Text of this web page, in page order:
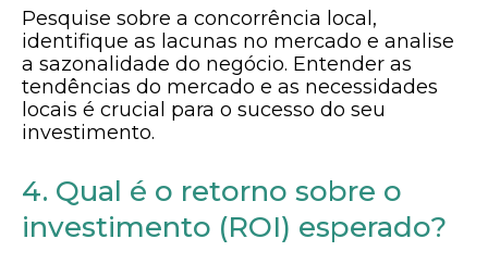
Pesquise sobre a concorrência local,
identifique as lacunas no mercado e analise
a sazonalidade do negócio. Entender as
tendências do mercado e as necessidades
locais é crucial para o sucesso do seu
investimento.
4. Qual é o retorno sobre o
investimento (ROI) esperado?